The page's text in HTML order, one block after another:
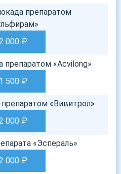
препаратом
000 ₽
препаратом «Acvilong»
500 ₽
«Вивитрол»
000 ₽
«Эспераль»
000 ₽